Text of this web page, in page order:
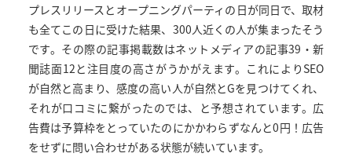
プレスリリースとオープニングパーティの日が同日で、取材
も全てこの日に受けた結果、300人近くの人が集まったそう
です。その際の記事掲載数はネットメディアの記事39・新
聞誌面12と注目度の高さがうかがえます。これによりSEO
が自然と高まり、感度の高い人が自然とGを見つけてくれ、
それが口コミに繋がったのでは、と予想されています。広
告費は予算枠をとっていたのにかかわらずなんと0円！広告
をせずに問い合わせがある状態が続いています。